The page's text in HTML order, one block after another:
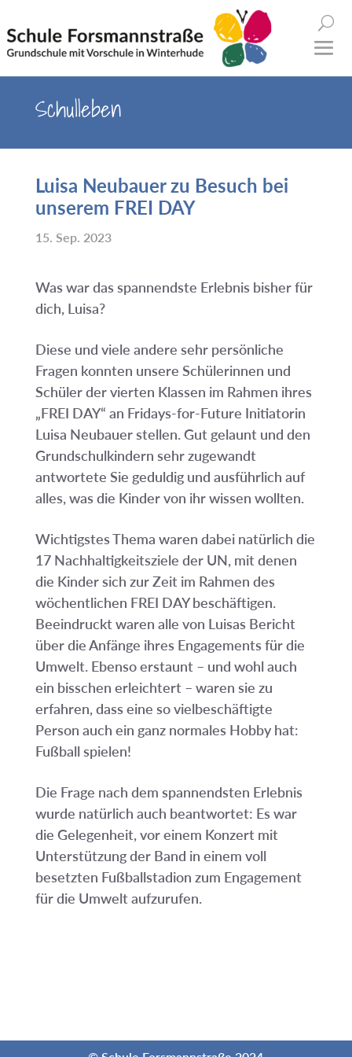
Schulleben
Luisa Neubauer zu Besuch bei
unserem FREI DAY
15. Sep. 2023
Was war das spannendste Erlebnis bisher für
dich, Luisa?
Diese und viele andere sehr persönliche
Fragen konnten unsere Schülerinnen und
Schüler der vierten Klassen im Rahmen ihres
„FREI DAY“ an Fridays-for-Future Initiatorin
Luisa Neubauer stellen. Gut gelaunt und den
Grundschulkindern sehr zugewandt
antwortete Sie geduldig und ausführlich auf
alles, was die Kinder von ihr wissen wollten.
Wichtigstes Thema waren dabei natürlich die
17 Nachhaltigkeitsziele der UN, mit denen
die Kinder sich zur Zeit im Rahmen des
wöchentlichen FREI DAY beschäftigen.
Beeindruckt waren alle von Luisas Bericht
über die Anfänge ihres Engagements für die
Umwelt. Ebenso erstaunt – und wohl auch
ein bisschen erleichtert – waren sie zu
erfahren, dass eine so vielbeschäftigte
Person auch ein ganz normales Hobby hat:
Fußball spielen!
Die Frage nach dem spannendsten Erlebnis
wurde natürlich auch beantwortet: Es war
die Gelegenheit, vor einem Konzert mit
Unterstützung der Band in einem voll
besetzten Fußballstadion zum Engagement
für die Umwelt aufzurufen.